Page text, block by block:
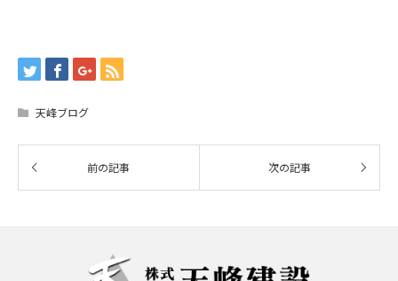
天峰ブログ